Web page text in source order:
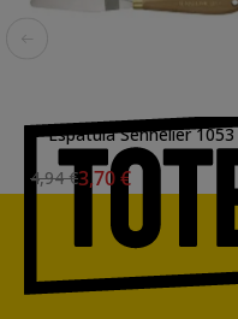
Espátula Sennelier 1053
4,94 €3,70 €